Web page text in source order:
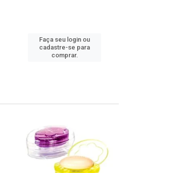
Faça seu login ou
cadastre-se para
comprar.